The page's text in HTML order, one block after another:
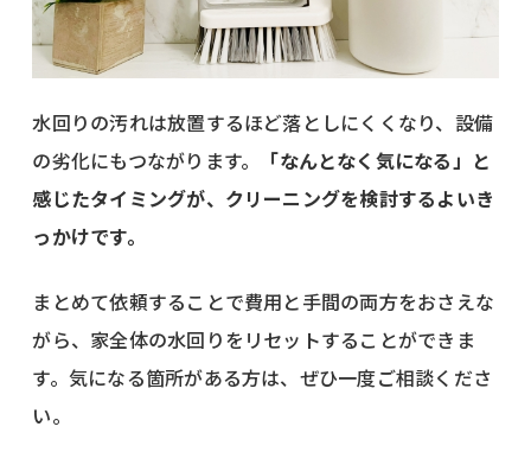
水回りの汚れは放置するほど落としにくくなり、設備
の劣化にもつながります。
「なんとなく気になる」と
感じたタイミングが、クリーニングを検討するよいき
っかけです。
まとめて依頼することで費用と手間の両方をおさえな
がら、家全体の水回りをリセットすることができま
す。気になる箇所がある方は、ぜひ一度ご相談くださ
い。